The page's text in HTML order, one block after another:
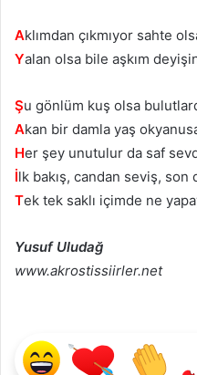
Aklımdan çıkmıyor sahte
Yalan olsa bile aşkım
Şu gönlüm kuş olsa
Akan bir damla yaş
Her şey unutulur da saf
İlk bakış, candan seviş, son
Tek tek saklı içimde ne
Yusuf Uludağ
www.akrostissiirler.net